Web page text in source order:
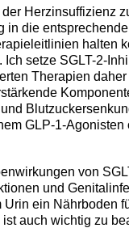
Herzinsuffizienz
in die
halten
Ich setze SGLT-2-
Therapien
GLP-1-Agonisten
von
und
Urin ein Nährboden
auch wichtig zu